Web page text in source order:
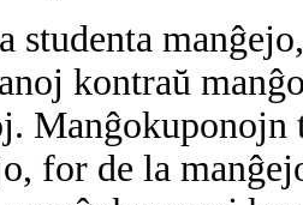
studenta
kontraŭ
Manĝokuponojn
for de la